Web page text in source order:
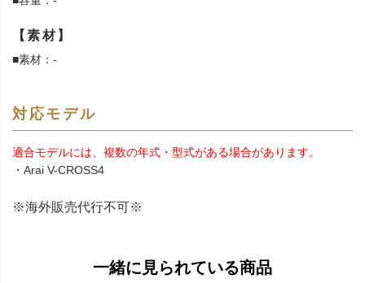
【素材】
■素材：-
対応モデル
適合モデルには、複数の年式・型式がある場合があります。
・Arai V-CROSS4
※海外販売代行不可※
一緒に見られている商品